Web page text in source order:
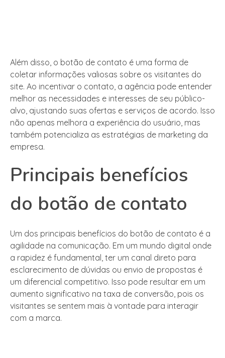
Além disso, o botão de contato é uma forma de
coletar informações valiosas sobre os visitantes do
site. Ao incentivar o contato, a agência pode entender
melhor as necessidades e interesses de seu público-
alvo, ajustando suas ofertas e serviços de acordo. Isso
não apenas melhora a experiência do usuário, mas
também potencializa as estratégias de marketing da
empresa.
Principais benefícios
do botão de contato
Um dos principais benefícios do botão de contato é a
agilidade na comunicação. Em um mundo digital onde
a rapidez é fundamental, ter um canal direto para
esclarecimento de dúvidas ou envio de propostas é
um diferencial competitivo. Isso pode resultar em um
aumento significativo na taxa de conversão, pois os
visitantes se sentem mais à vontade para interagir
com a marca.